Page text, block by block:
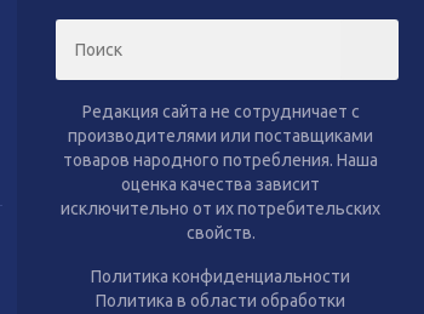
Редакция сайта не сотрудничает с
производителями или поставщиками
товаров народного потребления. Наша
оценка качества зависит
исключительно от их потребительских
свойств.
Политика конфиденциальности
Политика в области обработки